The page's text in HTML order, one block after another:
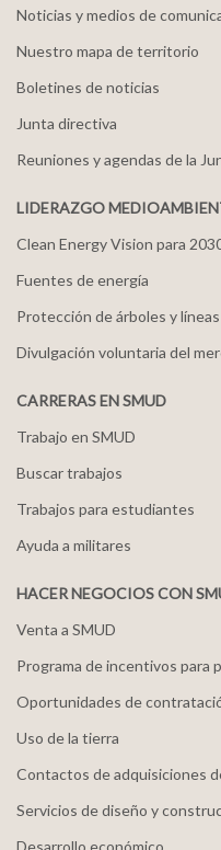
Noticias y medios de
Nuestro mapa de territorio
Boletines de noticias
Junta directiva
Reuniones y agendas de la
LIDERAZGO
Clean Energy Vision para
Fuentes de energía
Protección de árboles y
Divulgación voluntaria del
CARRERAS EN SMUD
Trabajo en SMUD
Buscar trabajos
Trabajos para estudiantes
Ayuda a militares
HACER NEGOCIOS CON
Venta a SMUD
Programa de incentivos para
Oportunidades de
Uso de la tierra
Contactos de adquisiciones
Servicios de diseño y
Desarrollo económico